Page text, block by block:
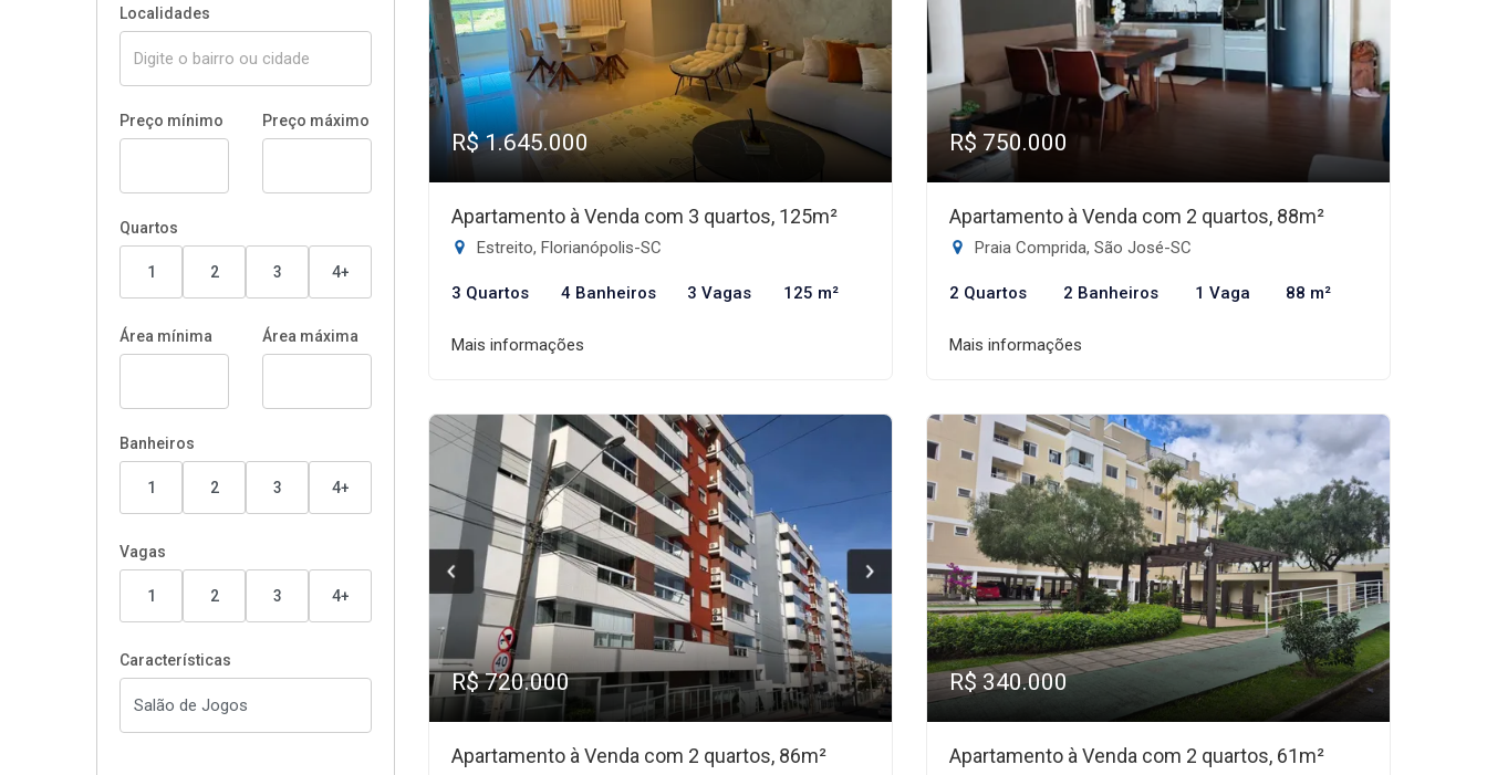
Localidades
Preço mínimo Preço máximo
Quartos
1 2 3 4+
Área mínima Área máxima
Banheiros
1 2 3 4+
Vagas
1 2 3 4+
Características
R$ 1.645.000
Apartamento à Venda com 3 quartos, 125m²
Estreito, Florianópolis-SC
3 Quartos 4 Banheiros 3 Vagas 125 m²
Mais informações
R$ 750.000
Apartamento à Venda com 2 quartos, 88m²
Praia Comprida, São José-SC
2 Quartos 2 Banheiros 1 Vaga 88 m²
Mais informações
R$ 720.000
Apartamento à Venda com 2 quartos, 86m²
R$ 340.000
Apartamento à Venda com 2 quartos, 61m²